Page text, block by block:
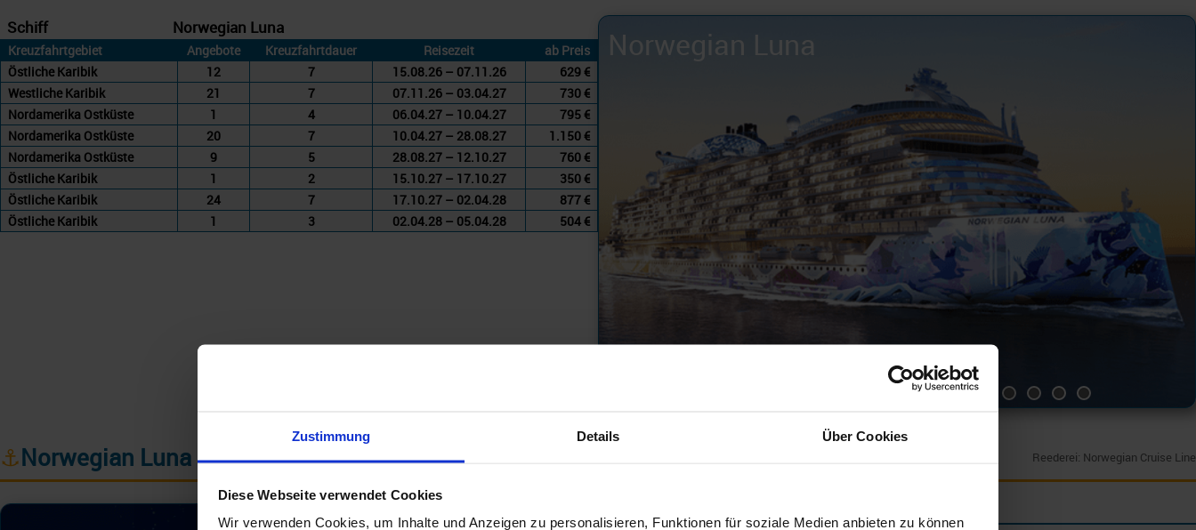
Zustimmung Details Über Cookies
Diese Webseite verwendet Cookies
Wir verwenden Cookies, um Inhalte und Anzeigen zu personalisieren, Funktionen für soziale Medien anbieten zu können
Schiff Norwegian Luna
Kreuzfahrtgebiet Angebote Kreuzfahrtdauer Reisezeit
ab Preis
Östliche Karibik
12 7 15.08.26 – 07.11.26
629 €
Westliche Karibik
21 7 07.11.26 – 03.04.27
730 €
Nordamerika Ostküste
1 4 06.04.27 – 10.04.27
795 €
Nordamerika Ostküste
20 7 10.04.27 – 28.08.27
1.150 €
Nordamerika Ostküste
9 5 28.08.27 – 12.10.27
760 €
Östliche Karibik
1 2 15.10.27 – 17.10.27
350 €
Östliche Karibik
24 7 17.10.27 – 02.04.28
877 €
Östliche Karibik
1 3 02.04.28 – 05.04.28 504 €
Norwegian Luna
⚓Norwegian Luna Reederei: Norwegian Cruise Line